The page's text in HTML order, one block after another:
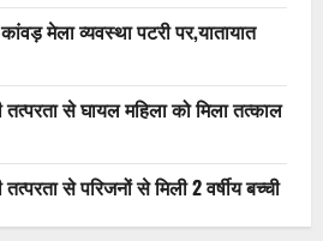
मेला व्यवस्था पटरी पर,यातायात
से घायल महिला को मिला तत्काल
से परिजनों से मिली 2 वर्षीय बच्ची